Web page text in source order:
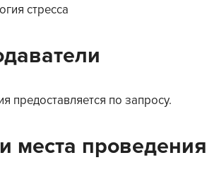
стресса
предоставляется по запросу.
места проведения